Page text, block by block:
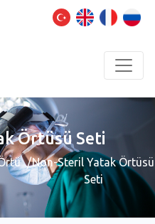
Örtüsü Seti
/Non-Steril Yatak Örtüsü
Seti